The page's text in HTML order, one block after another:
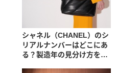
シャネル（CHANEL）のシ
リアルナンバーはどこにあ
る？製造年の見分け方を紹